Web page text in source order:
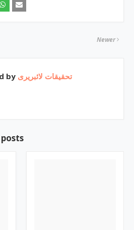
Newer
by تحقیقات لائبریری